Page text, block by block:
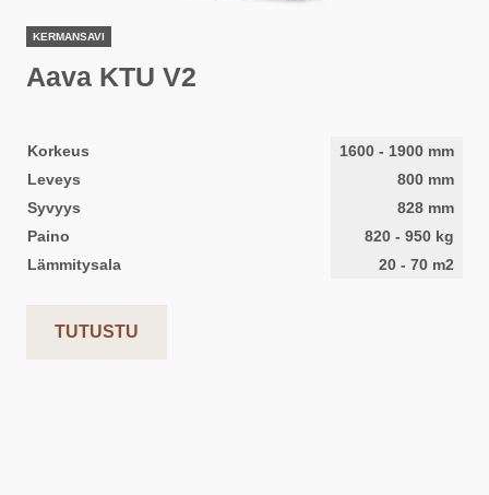
KERMANSAVI
Aava KTU V2
Korkeus 1600 - 1900 mm
Leveys
800 mm
Syvyys
828 mm
Paino
820 - 950 kg
Lämmitysala
20 - 70 m2
TUTUSTU